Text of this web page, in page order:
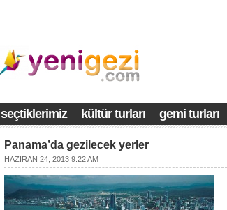
seçtiklerimiz kültür turları gemi turları
Panama’da gezilecek yerler
HAZIRAN 24, 2013 9:22 AM